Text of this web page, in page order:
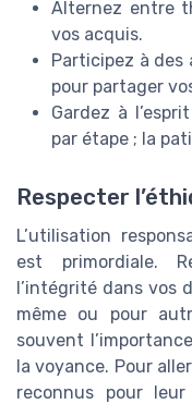
Alternez entre
vos acquis.
Participez à des
pour partager
Gardez à
par étape ; la
Respecter
L’utilisation
est primordiale.
l’intégrité dans vos
même ou pour
souvent
la voyance. Pour
reconnus pour